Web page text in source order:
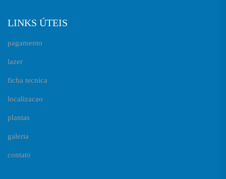
LINKS ÚTEIS
pagamento
lazer
ficha tecnica
localizacao
plantas
galeria
contato